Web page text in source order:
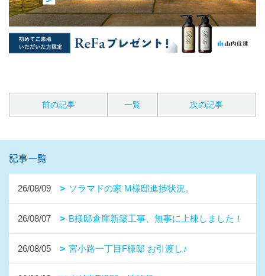
前の記事 一覧 次の記事
記事一覧
26/08/09 ソラマドの家 M様邸進捗状況。
26/08/07 B様邸倉庫新築工事、無事に上棟しました！
26/08/05 宮小路一丁目F様邸 お引渡し♪